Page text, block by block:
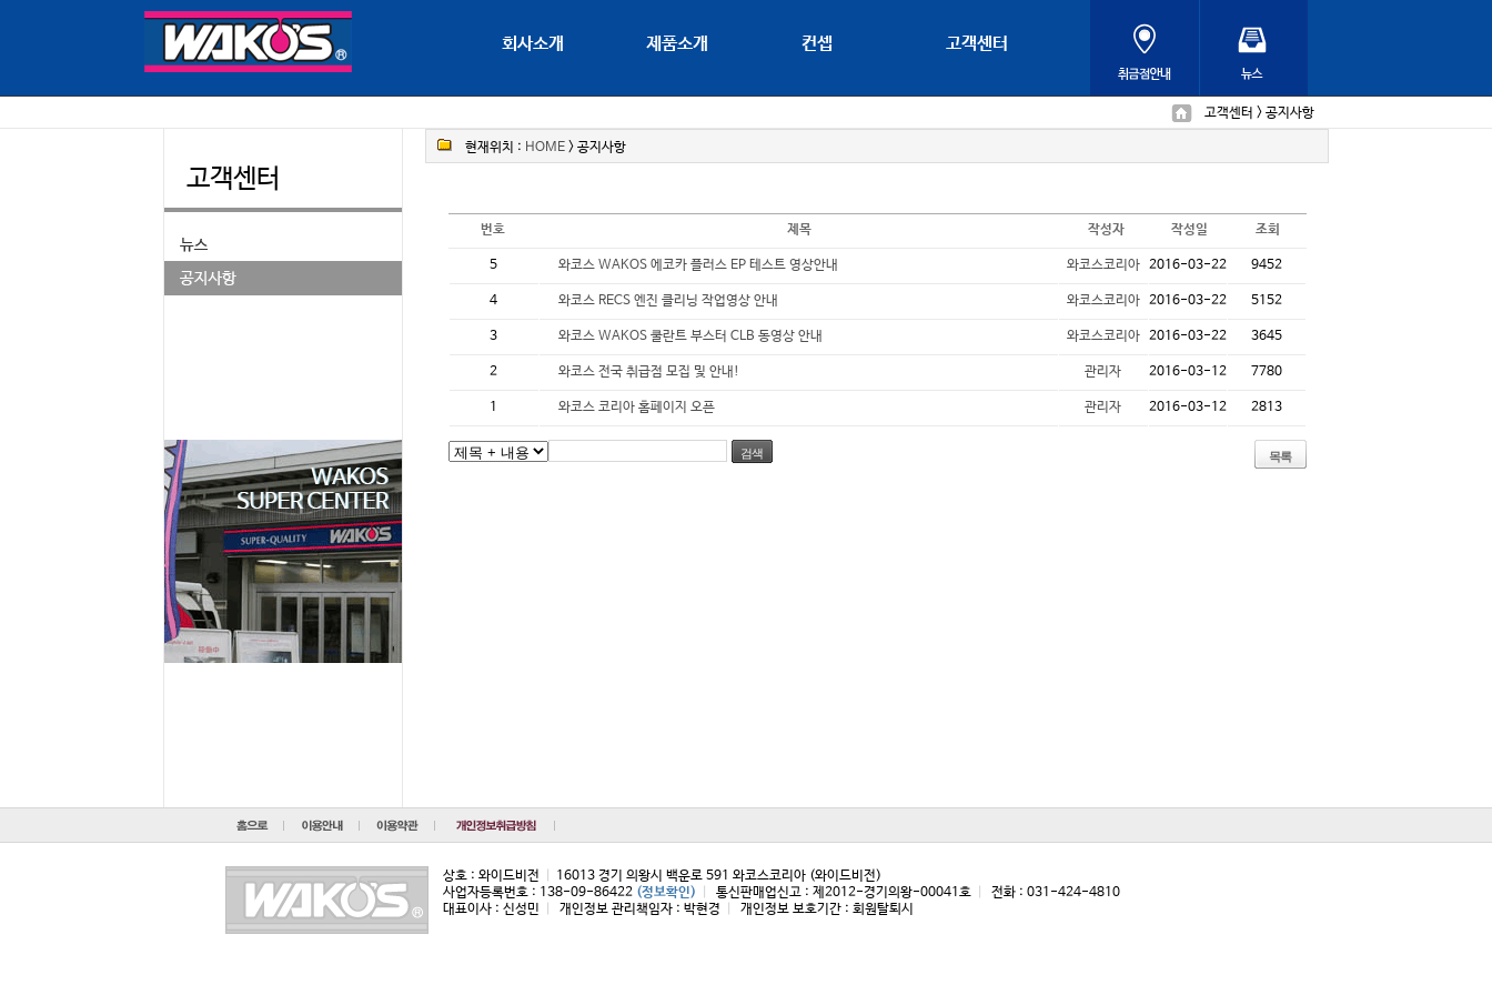
회사소개 제품소개 컨셉 고객센터
고객센터 > 공지사항
고객센터
현재위치 : HOME > 공지사항
번호 제목 작성자 작성일 조회
5 와코스 WAKOS 에코카 플러스 EP 테스트 영상안내 와코스코리아 2016-03-22 9452
4 와코스 RECS 엔진 클리닝 작업영상 안내 와코스코리아 2016-03-22 5152
3 와코스 WAKOS 쿨란트 부스터 CLB 동영상 안내 와코스코리아 2016-03-22 3645
2 와코스 전국 취급점 모집 및 안내! 관리자 2016-03-12 7780
1 와코스 코리아 홈페이지 오픈 관리자 2016-03-12 2813
검색 목록
상호 : 와이드비전
16013 경기 의왕시 백운로 591 와코스코리아 (와이드비전)
사업자등록번호 : 138-09-86422 (정보확인) 통신판매업신고 : 제2012-경기의왕-00041호
전화 : 031-424-4810
대표이사 : 신성민
개인정보 관리책임자 : 박현경 개인정보 보호기간 : 회원탈퇴시